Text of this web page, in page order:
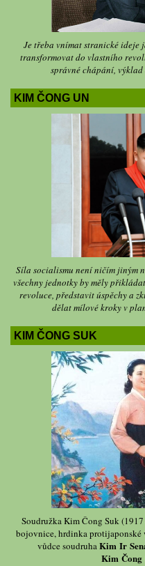
Je třeba vnímat stranické ideje
transformovat do vlastního
správné chápání,
KIM ČONG UN
Síla socialismu není ničím jiným
všechny jednotky by měly
revoluce, představit úspěchy a
dělat mílové kroky v
KIM ČONG SUK
Soudružka Kim Čong Suk
bojovnice, hrdinka
vůdce soudruhaKim Ir
Kim